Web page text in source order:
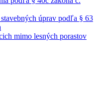
úprav podľa § 63
mimo lesných porastov